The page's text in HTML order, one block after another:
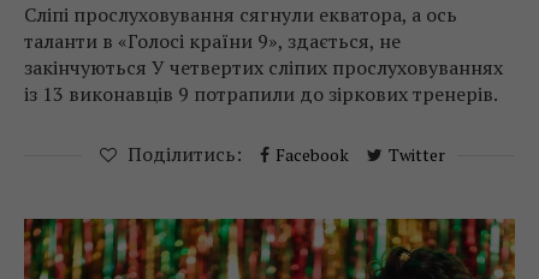
Сліпі прослуховування сягнули екватора, а ось
таланти в «Голосі країни 9», здається, не
закінчуються У четвертих сліпих прослуховуваннях
із 13 виконавців 9 потрапили до зіркових тренерів.
Поділитись: Facebook Twitter